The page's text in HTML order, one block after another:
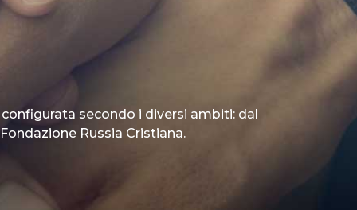
secondo i diversi ambiti: dal
Russia Cristiana.